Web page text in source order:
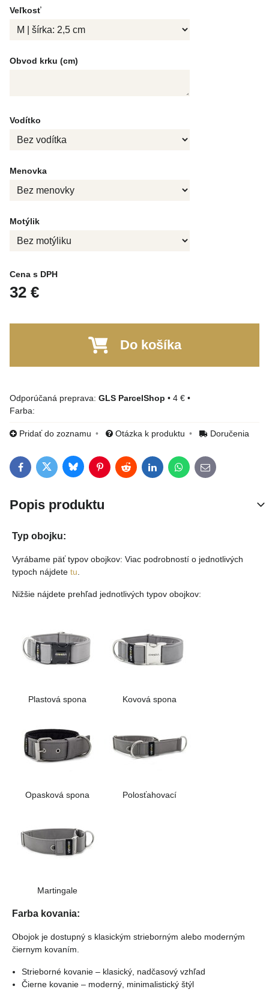
Veľkosť
Obvod krku (cm)
Vodítko
Menovka
Motýlik
Cena s DPH
32 €
Do košíka
GLS ParcelShop • 4 € •
Farba:
Pridať do zoznamu Otázka k produktu Doručenia
FacebookTwitterBlueskyPinterestRedditLinkedInWhatsApp
E-mail
Popis produktu
Typ obojku:
Vyrábame päť typov obojkov: Viac podrobností o jednotlivých
typoch nájdete tu
Nižšie nájdete prehľad jednotlivých typov obojkov:
Plastová spona Kovová spona
Opasková spona Polosťahovací
Martingale
Farba kovania:
Obojok je dostupný s klasickým strieborným alebo moderným
čiernym kovaním.
Strieborné kovanie – klasický, nadčasový vzhľad
Čierne kovanie – moderný, minimalistický štýl